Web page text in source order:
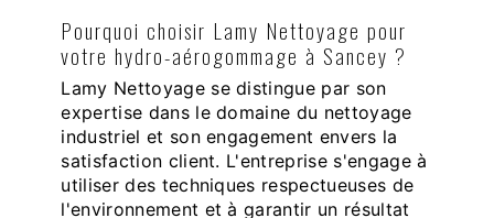
Pourquoi choisir Lamy Nettoyage pour
votre hydro-aérogommage à Sancey ?
Lamy Nettoyage se distingue par son
expertise dans le domaine du nettoyage
industriel et son engagement envers la
satisfaction client. L'entreprise s'engage à
utiliser des techniques respectueuses de
l'environnement et à garantir un résultat